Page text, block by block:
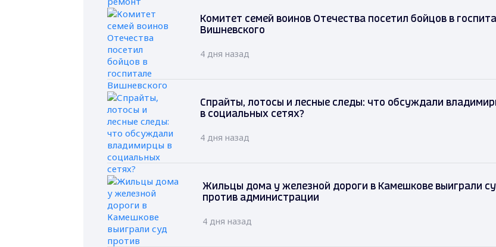
Комитет семей воинов Отечества посетил бойцов в
Вишневского
4 дня назад
Спрайты, лотосы и лесные следы: что обсуждали
в социальных сетях?
4 дня назад
Жильцы дома у железной дороги в Камешкове выиграли
против администрации
4 дня назад